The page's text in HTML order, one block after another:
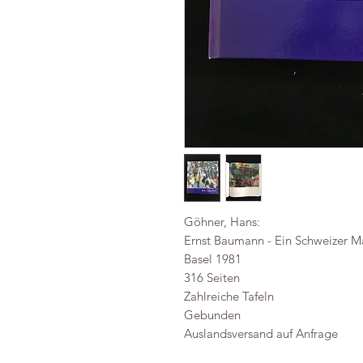
Göhner, Hans:
Ernst Baumann - Ein Schweizer
Basel 1981
316 Seiten
Zahlreiche Tafeln
Gebunden
Auslandsversand auf Anfrage